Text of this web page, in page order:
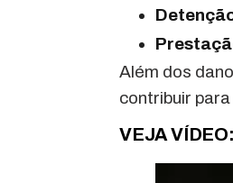
Além dos
contribuir
VEJA VÍDEO: